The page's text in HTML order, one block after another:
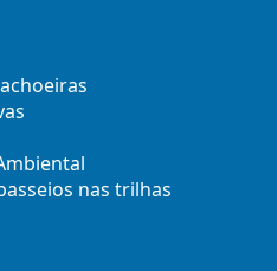
nas trilhas